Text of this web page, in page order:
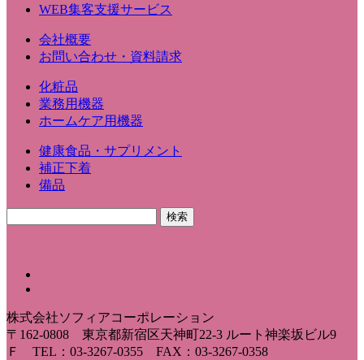
WEB集客支援サービス
会社概要
お問い合わせ・資料請求
化粧品
業務用機器
ホームケア用機器
健康食品・サプリメント
補正下着
備品
株式会社ソフィアコーポレーション
〒162-0808 東京都新宿区天神町22-3 ルート神楽坂ビル9
Ｆ TEL：03-3267-0355 FAX：03-3267-0358